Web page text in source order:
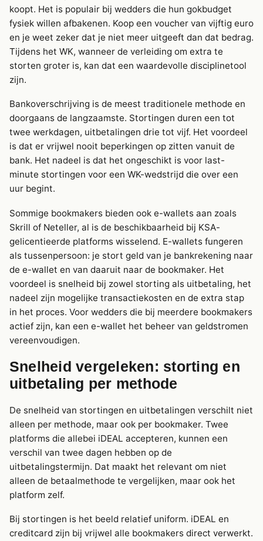
koopt. Het is populair bij wedders die hun gokbudget
fysiek willen afbakenen. Koop een voucher van vijftig euro
en je weet zeker dat je niet meer uitgeeft dan dat bedrag.
Tijdens het WK, wanneer de verleiding om extra te
storten groter is, kan dat een waardevolle disciplinetool
zijn.
Bankoverschrijving is de meest traditionele methode en
doorgaans de langzaamste. Stortingen duren een tot
twee werkdagen, uitbetalingen drie tot vijf. Het voordeel
is dat er vrijwel nooit beperkingen op zitten vanuit de
bank. Het nadeel is dat het ongeschikt is voor last-
minute stortingen voor een WK-wedstrijd die over een
uur begint.
Sommige bookmakers bieden ook e-wallets aan zoals
Skrill of Neteller, al is de beschikbaarheid bij KSA-
gelicentieerde platforms wisselend. E-wallets fungeren
als tussenpersoon: je stort geld van je bankrekening naar
de e-wallet en van daaruit naar de bookmaker. Het
voordeel is snelheid bij zowel storting als uitbetaling, het
nadeel zijn mogelijke transactiekosten en de extra stap
in het proces. Voor wedders die bij meerdere bookmakers
actief zijn, kan een e-wallet het beheer van geldstromen
vereenvoudigen.
Snelheid vergeleken: storting en
uitbetaling per methode
De snelheid van stortingen en uitbetalingen verschilt niet
alleen per methode, maar ook per bookmaker. Twee
platforms die allebei iDEAL accepteren, kunnen een
verschil van twee dagen hebben op de
uitbetalingstermijn. Dat maakt het relevant om niet
alleen de betaalmethode te vergelijken, maar ook het
platform zelf.
Bij stortingen is het beeld relatief uniform. iDEAL en
creditcard zijn bij vrijwel alle bookmakers direct verwerkt.